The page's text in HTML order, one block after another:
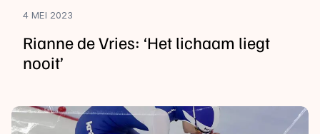
4 MEI 2023
Rianne de Vries: ‘Het lichaam liegt
nooit’